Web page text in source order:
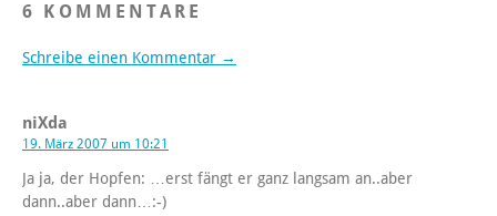
6 KOMMENTARE
Schreibe einen Kommentar →
niXda
19. März 2007 um 10:21
Ja ja, der Hopfen: …erst fängt er ganz langsam an..aber
dann..aber dann…:-)